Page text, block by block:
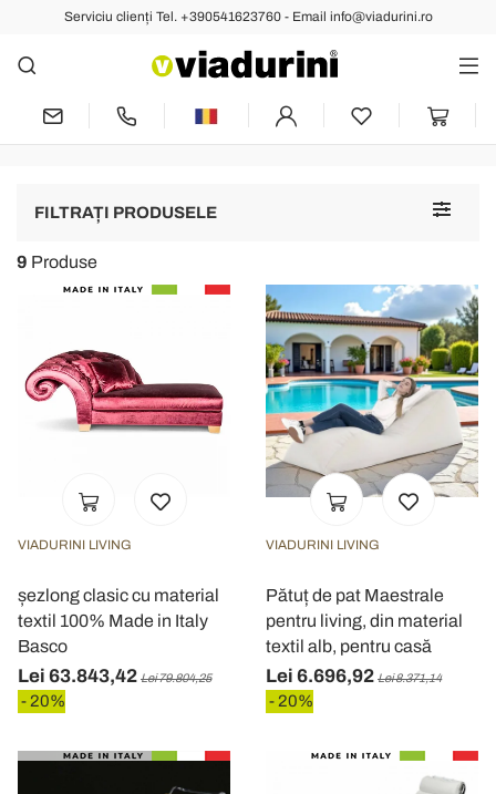
Serviciu clienți Tel. +390541623760 - Email info@viadurini.ro
Sezlong Interior pentru un
Mobilier Modern de Sufragerie
Toggle
FILTRAȚI PRODUSELE
9 Produse
VIADURINI LIVING
șezlong clasic cu material
textil 100% Made in Italy
Basco
Lei 63.843,42 Lei 79.804,25
- 20%
VIADURINI LIVING
Pătuț de pat Maestrale
pentru living, din material
textil alb, pentru casă
Lei 6.696,92 Lei 8.371,14
- 20%